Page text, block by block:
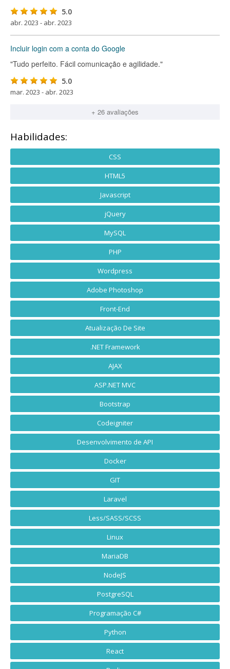
5.0
abr. 2023 - abr. 2023
Incluir login com a conta do Google
"Tudo perfeito. Fácil comunicação e agilidade."
5.0
mar. 2023 - abr. 2023
+ 26 avaliações
Habilidades:
CSS
HTML5
Javascript
jQuery
MySQL
PHP
Wordpress
Adobe Photoshop
Front-End
Atualização De Site
.NET Framework
AJAX
ASP.NET MVC
Bootstrap
Codeigniter
Desenvolvimento de API
Docker
GIT
Laravel
Less/SASS/SCSS
Linux
MariaDB
NodeJS
PostgreSQL
Programação C#
Python
React